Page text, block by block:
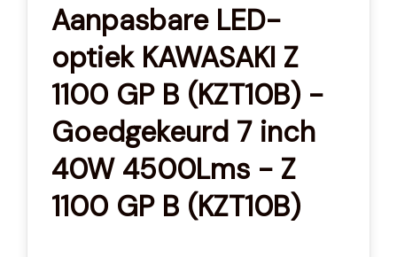
Aanpasbare LED-
optiek KAWASAKI Z
1100 GP B (KZT10B) -
Goedgekeurd 7 inch
40W 4500Lms - Z
1100 GP B (KZT10B)